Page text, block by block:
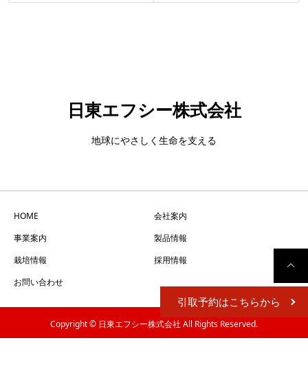
日東エフシー株式会社
地球にやさしく生命を支える
HOME
会社案内
事業案内
製品情報
栽培情報
採用情報
お問い合わせ
Copyright © 日東エフシー株式会社 All Rights Reserved.
引取予約はこちらから